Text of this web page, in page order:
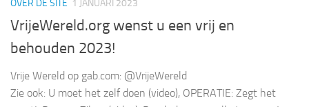
OVER DE SITE 1 JANUARI 2023
VrijeWereld.org wenst u een vrij en
behouden 2023!
Vrije Wereld op gab.com: @VrijeWereld
Zie ook: U moet het zelf doen (video), OPERATIE: Zegt het